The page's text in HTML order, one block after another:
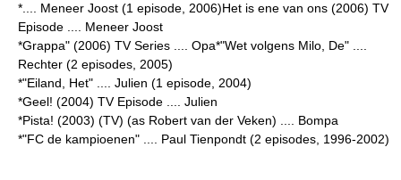
*.... Meneer Joost (1 episode, 2006)Het is ene van ons (2006) TV
Episode .... Meneer Joost
*Grappa" (2006) TV Series .... Opa*"Wet volgens Milo, De" ....
Rechter (2 episodes, 2005)
*"Eiland, Het" .... Julien (1 episode, 2004)
*Geel! (2004) TV Episode .... Julien
*Pista! (2003) (TV) (as Robert van der Veken) .... Bompa
*"FC de kampioenen" .... Paul Tienpondt (2 episodes, 1996-2002)